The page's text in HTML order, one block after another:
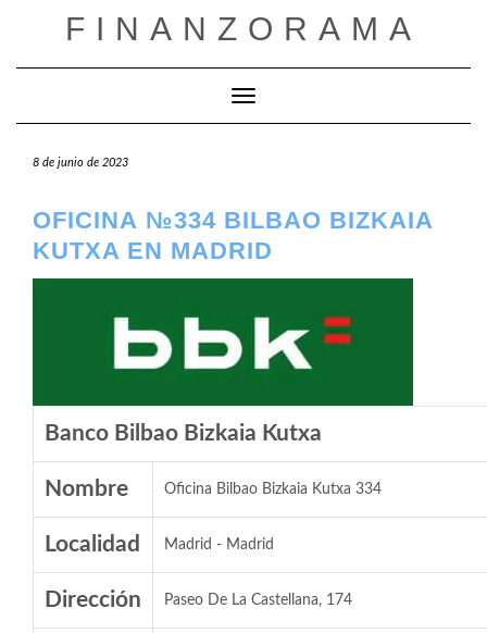
FINANZORAMA
Cambiar modo de navegación
8 de junio de 2023
OFICINA №334 BILBAO BIZKAIA
KUTXA EN MADRID
Banco Bilbao Bizkaia Kutxa
Nombre Oficina Bilbao Bizkaia Kutxa 334
Localidad Madrid - Madrid
Dirección Paseo De La Castellana, 174